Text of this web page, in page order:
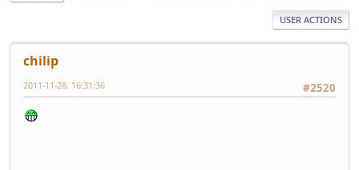
USER ACTIONS
chilip
#2520
2011-11-28, 16:31:36